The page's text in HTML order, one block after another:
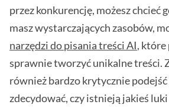
przez konkurencję, możesz chcieć
masz wystarczających zasobów,
narzędzi do pisania treści AI, które
sprawnie tworzyć unikalne treści.
również bardzo krytycznie podejść
zdecydować, czy istnieją jakieś